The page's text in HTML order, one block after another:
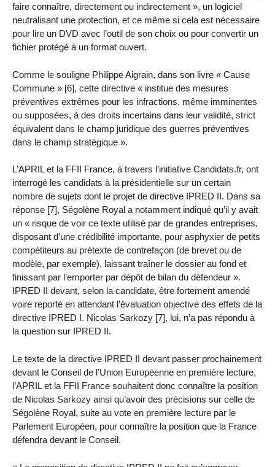
faire connaître, directement ou indirectement », un logiciel
neutralisant une protection, et ce même si cela est nécessaire
pour lire un DVD avec l’outil de son choix ou pour convertir un
fichier protégé à un format ouvert.
Comme le souligne Philippe Aigrain, dans son livre « Cause
Commune » [6], cette directive « institue des mesures
préventives extrêmes pour les infractions, même imminentes
ou supposées, à des droits incertains dans leur validité, strict
équivalent dans le champ juridique des guerres préventives
dans le champ stratégique ».
L’APRIL et la FFII France, à travers l’initiative Candidats.fr, ont
interrogé les candidats à la présidentielle sur un certain
nombre de sujets dont le projet de directive IPRED II. Dans sa
réponse [7], Ségolène Royal a notamment indiqué qu’il y avait
un « risque de voir ce texte utilisé par de grandes entreprises,
disposant d’une crédibilité importante, pour asphyxier de petits
compétiteurs au prétexte de contrefaçon (de brevet ou de
modèle, par exemple), laissant traîner le dossier au fond et
finissant par l’emporter par dépôt de bilan du défendeur ».
IPRED II devant, selon la candidate, être fortement amendé
voire reporté en attendant l’évaluation objective des effets de la
directive IPRED I. Nicolas Sarkozy [7], lui, n’a pas répondu à
la question sur IPRED II.
Le texte de la directive IPRED II devant passer prochainement
devant le Conseil de l’Union Européenne en première lecture,
l’APRIL et la FFII France souhaitent donc connaître la position
de Nicolas Sarkozy ainsi qu’avoir des précisions sur celle de
Ségolène Royal, suite au vote en première lecture par le
Parlement Européen, pour connaître la position que la France
défendra devant le Conseil.